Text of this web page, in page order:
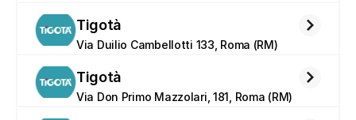
Tigotà
Via Duilio Cambellotti 133, Roma (RM)
Tigotà
Via Don Primo Mazzolari, 181, Roma (RM)